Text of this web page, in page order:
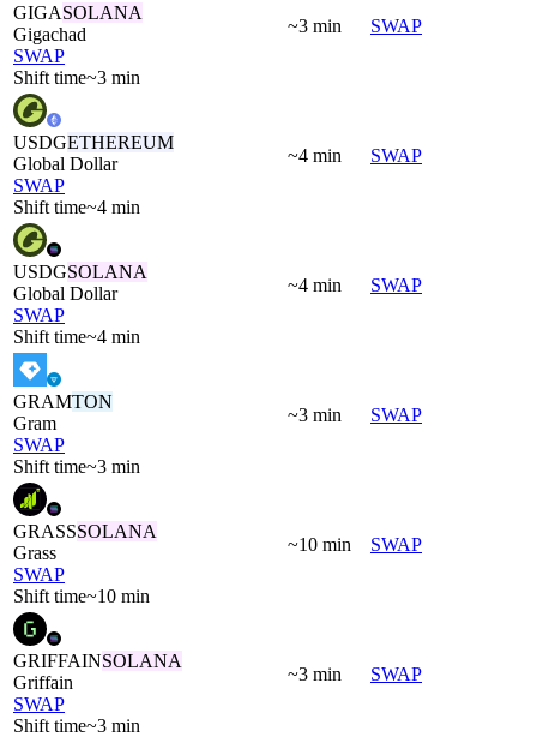
GIGASOLANA
Gigachad
SWAP
Shift time~3 min
~3 min SWAP
USDGETHEREUM
Global Dollar
SWAP
Shift time~4 min
~4 min SWAP
USDGSOLANA
Global Dollar
SWAP
Shift time~4 min
~4 min SWAP
GRAMTON
Gram
SWAP
Shift time~3 min
~3 min SWAP
GRASSSOLANA
Grass
SWAP
Shift time~10 min
~10 min SWAP
GRIFFAINSOLANA
Griffain
SWAP
Shift time~3 min
~3 min SWAP